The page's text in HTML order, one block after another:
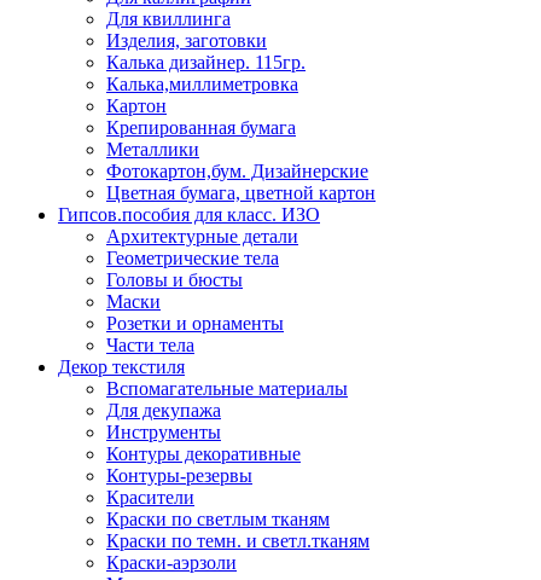
Для квиллинга
Изделия, заготовки
Калька дизайнер. 115гр.
Калька,миллиметровка
Картон
Крепированная бумага
Металлики
Фотокартон,бум. Дизайнерские
Цветная бумага, цветной картон
Гипсов.пособия для класс. ИЗО
Архитектурные детали
Геометрические тела
Головы и бюсты
Маски
Розетки и орнаменты
Части тела
Декор текстиля
Вспомагательные материалы
Для декупажа
Инструменты
Контуры декоративные
Контуры-резервы
Красители
Краски по светлым тканям
Краски по темн. и светл.тканям
Краски-аэрзоли